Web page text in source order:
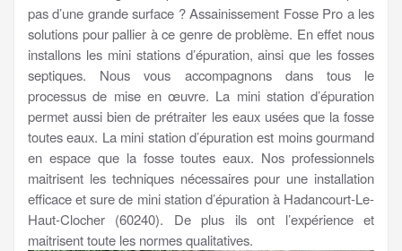
pas d’une grande surface ? Assainissement Fosse Pro a les
solutions pour pallier à ce genre de problème. En effet nous
installons les mini stations d’épuration, ainsi que les fosses
septiques. Nous vous accompagnons dans tous le
processus de mise en œuvre. La mini station d’épuration
permet aussi bien de prétraiter les eaux usées que la fosse
toutes eaux. La mini station d’épuration est moins gourmand
en espace que la fosse toutes eaux. Nos professionnels
maitrisent les techniques nécessaires pour une installation
efficace et sure de mini station d’épuration à Hadancourt-Le-
Haut-Clocher (60240). De plus ils ont l’expérience et
maitrisent toute les normes qualitatives.